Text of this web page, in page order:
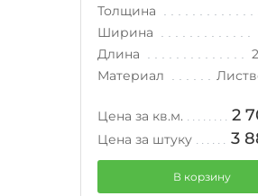
Толщина
Ширина
Длина
Материал
Цена за кв.м. 2
Цена за штуку
3
В корзину